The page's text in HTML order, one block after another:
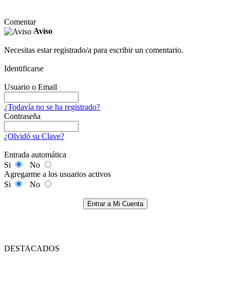
Comentar
Aviso
Necesitas estar registrado/a para escribir un comentario.
Identificarse
Usuario o Email
¿Todavía no se ha registrado?
Contraseña
¿Olvidó su Clave?
Entrada automática
Si
No
Agregarme a los usuarios activos
Si
No
Entrar a Mi Cuenta
DESTACADOS